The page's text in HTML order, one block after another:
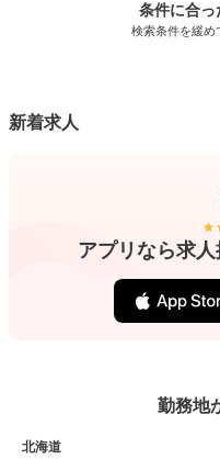
条件に合っ
検索条件を緩め
新着求人
アプリなら求人
勤務地
北海道